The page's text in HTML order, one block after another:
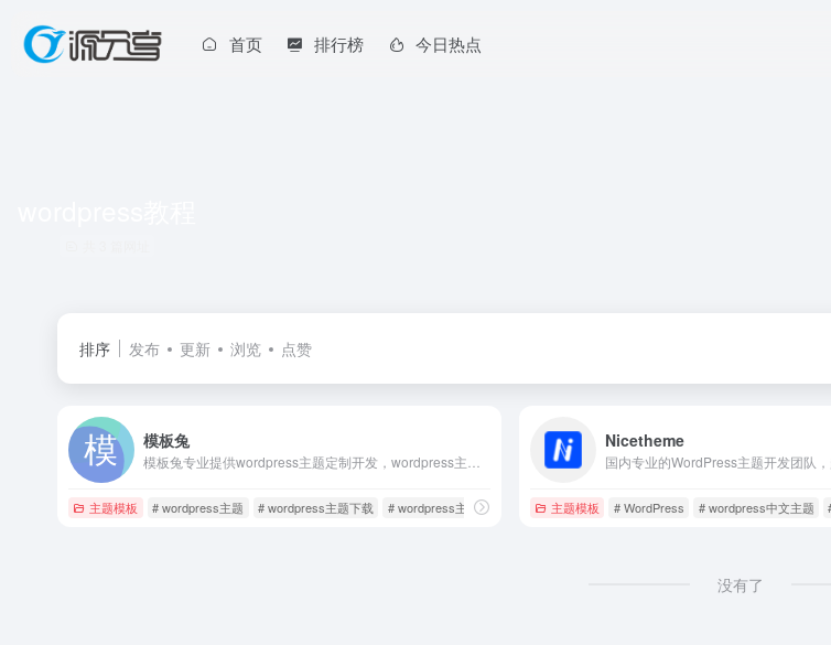
首页 排行榜 今日热点
排序 发布 更新 浏览 点赞
模板兔
主题模板 # wordpress主题 # wordpress主题下载 # wordpress主题定制
Nicetheme
主题模板 # WordPress # wordpress中文主题
没有了